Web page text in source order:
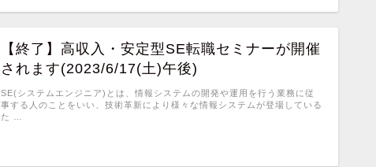
【終了】高収入・安定型SE転職セミナーが開催
されます(2023/6/17(土)午後)
SE(システムエンジニア)とは、情報システムの開発や運用を行う業務に従
事する人のことをいい、技術革新により様々な情報システムが登場している
た …